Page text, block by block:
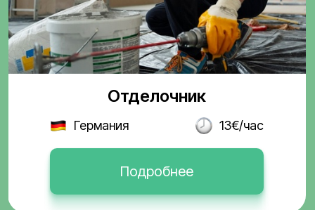
Отделочник
Германия 13€/час
Подробнее